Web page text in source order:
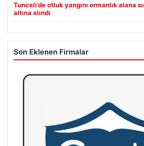
Tunceli’de otluk yangını ormanlık alana
altına alındı
Son Eklenen Firmalar